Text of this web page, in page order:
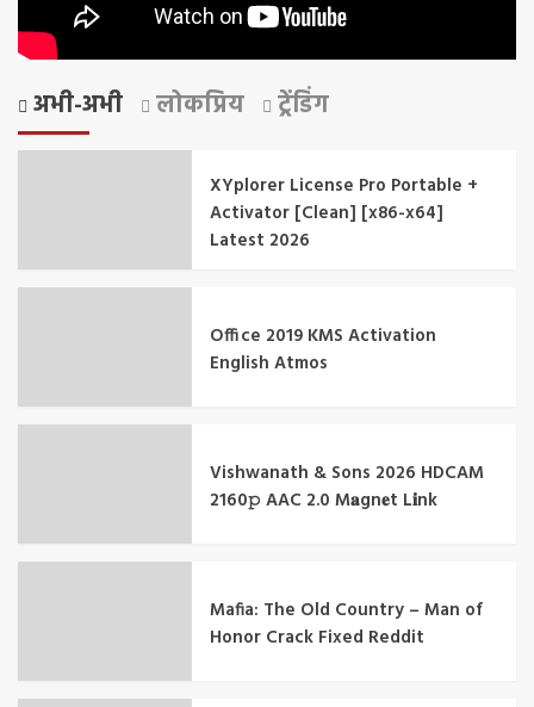
अभी-अभी लोकप्रिय ट्रेंडिंग
XYplorer License Pro Portable +
Activator [Clean] [x86-x64]
Latest 2026
Office 2019 KMS Activation
English Atmos
Vishwanath & Sons 2026 HDCAM
2160𝚙 AAC 2.0 M𝐚gn𝐞t L𝐢nk
Mafia: The Old Country – Man of
Honor Crack Fixed Reddit